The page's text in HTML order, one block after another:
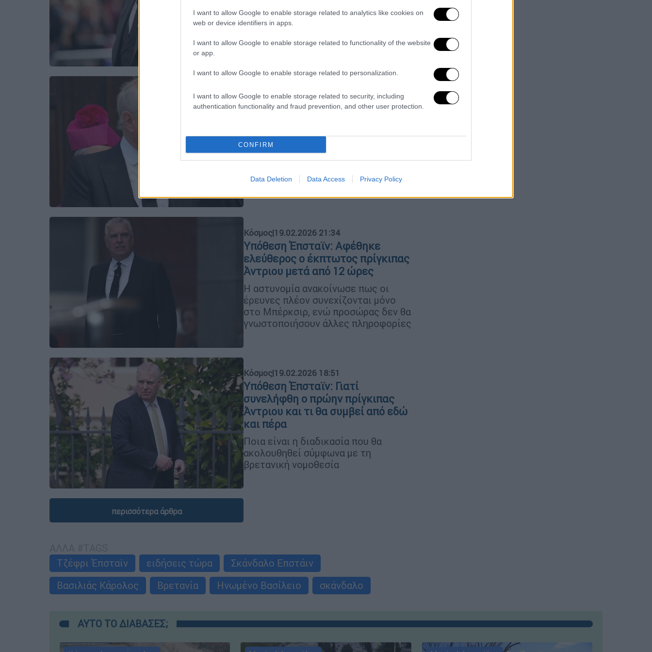
I want to allow Google to enable storage related to analytics like cookies on
web or device identifiers in apps.
I want to allow Google to enable storage related to functionality of the website
or app.
I want to allow Google to enable storage related to personalization.
I want to allow Google to enable storage related to security, including
authentication functionality and fraud prevention, and other user protection.
CONFIRM
Data Deletion Data Access Privacy Policy
Σε σοβαρές αποκαλύψεις προχώρησε
ο πρώην βρετανός πρωθυπουργός,
Γκόρντον Μπράουν
Κόσμος|21.02.2026 08:42
Συνεχίζονται οι έρευνες σε βάρος
κυβέρνηση θέλει να τον αφαιρέσει
από τη σειρά διαδοχής
δημόσια καθήκοντα από το 2019
Κόσμος|19.02.2026 21:34
Υπόθεση Έπσταϊν: Αφέθηκε
ελεύθερος ο έκπτωτος πρίγκιπας
Άντριου μετά από 12 ώρες
Η αστυνομία ανακοίνωσε πως οι
έρευνες πλέον συνεχίζονται μόνο
στο Μπέρκσιρ, ενώ προσώρας δεν θα
γνωστοποιήσουν άλλες πληροφορίες
Κόσμος|19.02.2026 18:51
Υπόθεση Έπσταϊν: Γιατί
συνελήφθη ο πρώην πρίγκιπας
Άντριου και τι θα συμβεί από εδώ
και πέρα
Ποια είναι η διαδικασία που θα
ακολουθηθεί σύμφωνα με τη
βρετανική νομοθεσία
περισσότερα άρθρα
Τζέφρι Έπσταϊν
ειδήσεις τώρα
Σκάνδαλο Επστάιν
Βασιλιάς Κάρολος
Βρετανία Ηνωμένο Βασίλειο σκάνδαλο
ΑΥΤΟ ΤΟ ΔΙΑΒΑΣΕΣ;